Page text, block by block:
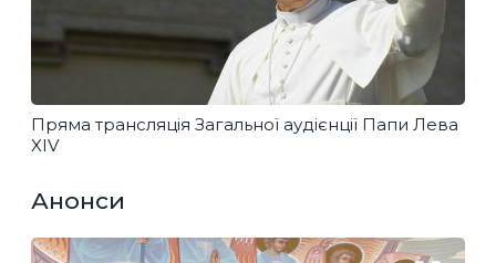
Пряма трансляція Загальної аудієнції Папи Лева
XIV
Анонси